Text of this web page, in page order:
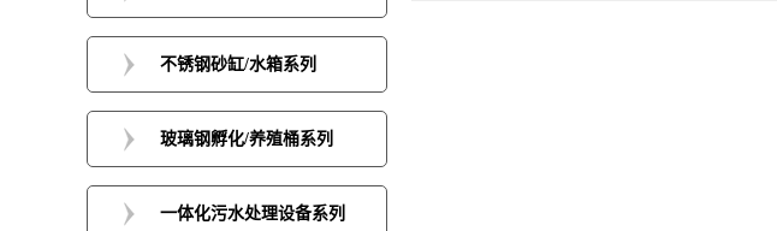
不锈钢砂缸/水箱系列
玻璃钢孵化/养殖桶系列
一体化污水处理设备系列